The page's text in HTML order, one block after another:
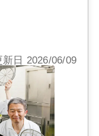
新日 2026/06/09